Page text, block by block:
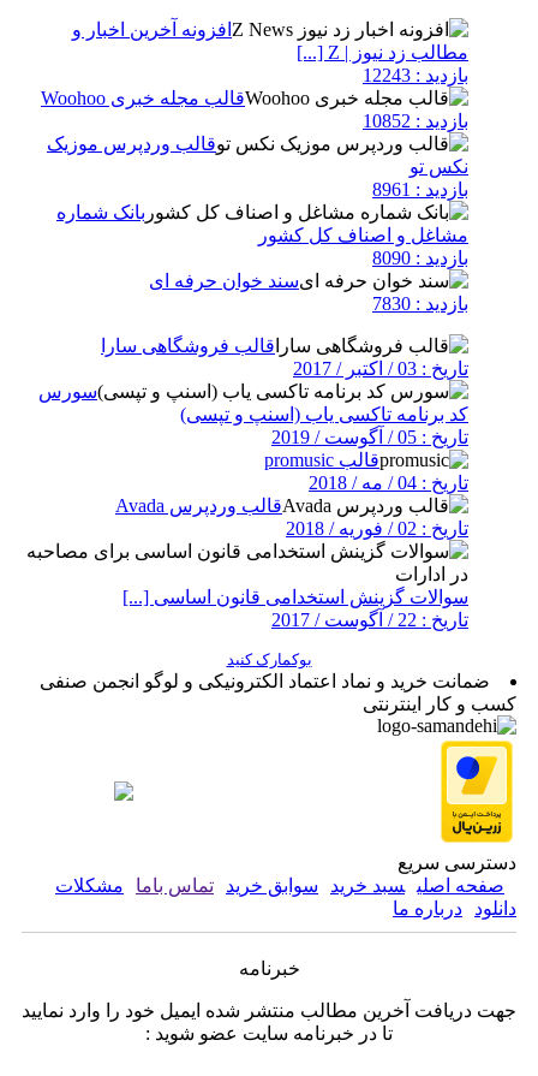
افزونه آخرین اخبار و
مطالب زد نیوز | Z [...]
بازدید : 12243
قالب مجله خبری Woohoo
بازدید : 10852
قالب وردپرس موزیک
نکس تو
بازدید : 8961
بانک شماره
مشاغل و اصناف کل کشور
بازدید : 8090
سند خوان حرفه ای
بازدید : 7830
قالب فروشگاهی سارا
تاریخ : 03 / اکتبر / 2017
سورس
کد برنامه تاکسی یاب (اسنپ و تپسی)
تاریخ : 05 / آگوست / 2019
قالب promusic
تاریخ : 04 / مه / 2018
قالب وردپرس Avada
تاریخ : 02 / فوریه / 2018
سوالات گزینش استخدامی قانون اساسی [...]
تاریخ : 22 / آگوست / 2017
بوکمارک کنید
ضمانت خرید و نماد اعتماد الکترونیکی و لوگو انجمن صنفی
کسب و کار اینترنتی
دسترسی سریع
صفحه اصلی سبد خرید سوابق خرید تماس باما
مشکلات
دانلود
درباره ما
خبرنامه
جهت دریافت آخرین مطالب منتشر شده ایمیل خود را وارد نمایید
تا در خبرنامه سایت عضو شوید :